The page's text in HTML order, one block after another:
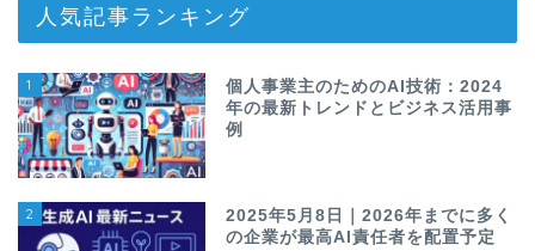
人気記事ランキング
1
個人事業主のためのAI技術：2024
年の最新トレンドとビジネス活用事
例
2
2025年5月8日｜2026年までに多く
の企業が最高AI責任者を配置予定